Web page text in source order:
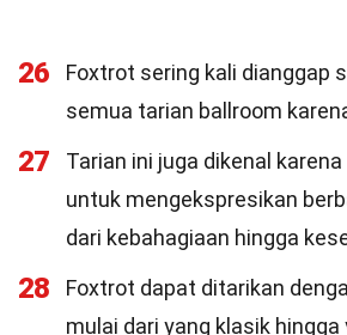
26
Foxtrot sering kali dianggap
semua tarian ballroom
27
Tarian ini juga dikenal
untuk mengekspresikan
dari kebahagiaan hingga
28
Foxtrot dapat ditarikan
mulai dari yang klasik hingga